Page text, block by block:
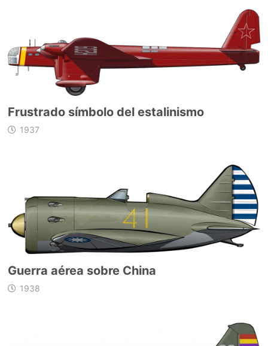
Frustrado símbolo del estalinismo
1937
Guerra aérea sobre China
1938